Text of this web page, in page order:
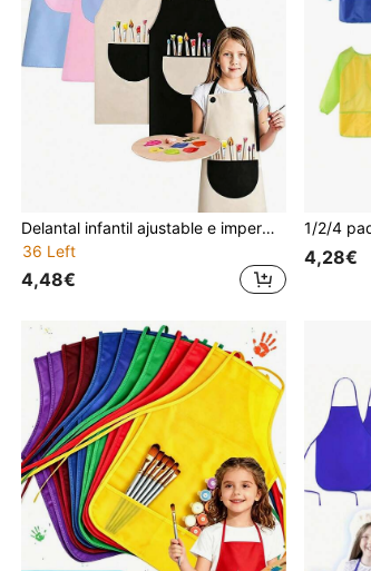
Delantal infantil ajustable e impermeable para pintar con bolsillos, unisex, para niños, para pintura, cocina, repostería, jardinería y manualidades
36 Left
4,48€
4,28€